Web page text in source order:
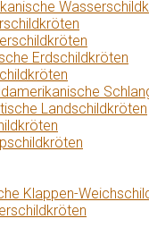
Erdschildkröten
Landschildkröten
Klappen-